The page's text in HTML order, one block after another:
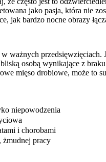
jako pasja, która nie
jak bardzo nocne obrazy
ważnych przedsięwzięciach.
osobą wynikające z
mięso drobiowe, może to
niepowodzenia
i chorobami
żmudnej pracy